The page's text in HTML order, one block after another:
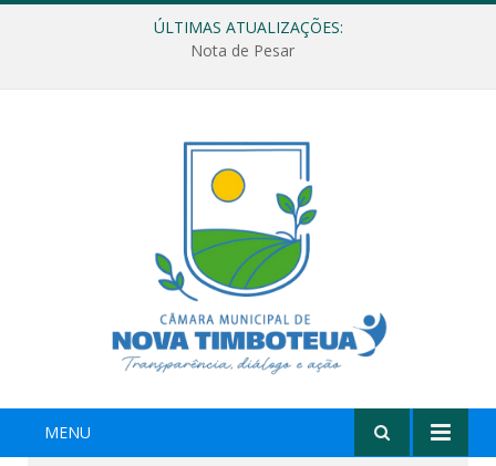
ÚLTIMAS ATUALIZAÇÕES:
Nota de Pesar
MENU